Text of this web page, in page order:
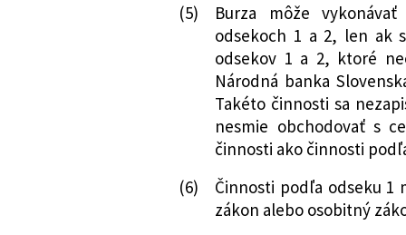
o burze
predpisov a
Z. z. o cenných
zmene a
91/2016 Z. z.
Zákon o trestnej
zmene a
125/2016 Z. z.
Zákon o
Civilného
mimosporového
(5)
Burza môže
odsekoch 1 a 2, len ak
odsekov 1 a 2, ktoré
Národná banka
Takéto činnosti sa
nesmie obchodovať s
činnosti ako činnosti
(6)
Činnosti podľa odseku 1
zákon alebo osobitný